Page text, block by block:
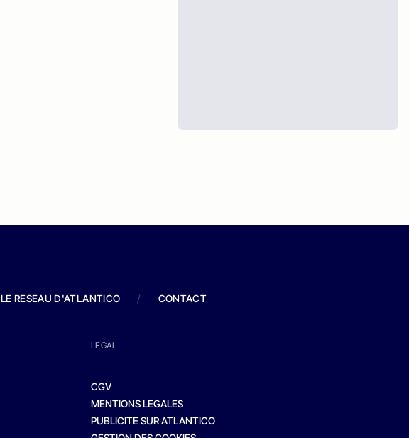
LE RESEAU D'ATLANTICO / CONTACT
LEGAL
CGV
MENTIONS LEGALES
PUBLICITE SUR ATLANTICO